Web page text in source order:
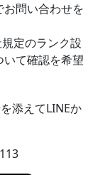
問い合わせを
定のランク設
て確認を希望
添えてLINEか